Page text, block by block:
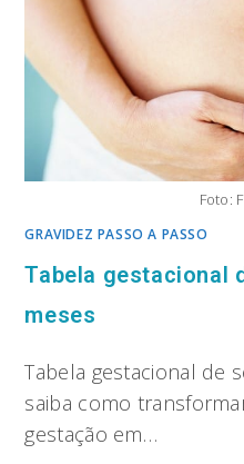
Foto:
GRAVIDEZ PASSO A PASSO
Tabela gestacional
meses
Tabela gestacional de
saiba como
gestação em…